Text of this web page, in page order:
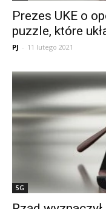
Prezes UKE o
puzzle, które
PJ - 11 lutego 2021
5G